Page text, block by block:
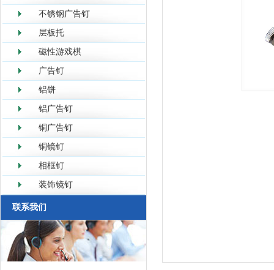
不锈钢广告钉
层板托
磁性游戏棋
广告钉
铝饼
铝广告钉
铜广告钉
铜镜钉
相框钉
装饰镜钉
联系我们